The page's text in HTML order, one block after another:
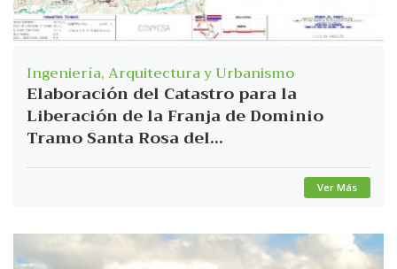
Ingeniería, Arquitectura y Urbanismo
Elaboración del Catastro para la
Liberación de la Franja de Dominio
Tramo Santa Rosa del...
Ver Más